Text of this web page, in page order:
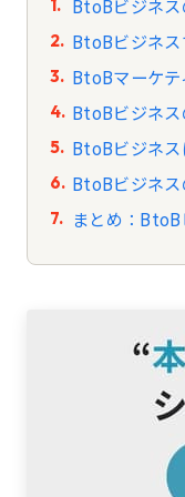
BtoBビジネ
BtoBビジネ
BtoBマーケテ
BtoBビジネ
BtoBビジネ
BtoBビジネス
まとめ：